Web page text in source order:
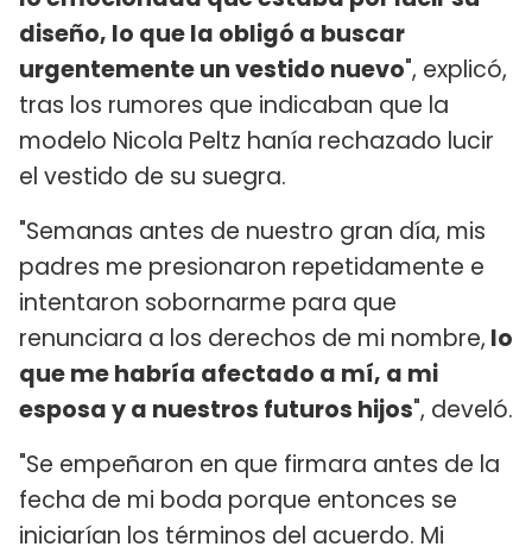
diseño, lo que la obligó a buscar
urgentemente un vestido nuevo", explicó,
tras los rumores que indicaban que la
modelo Nicola Peltz hanía rechazado lucir
el vestido de su suegra.
"Semanas antes de nuestro gran día, mis
padres me presionaron repetidamente e
intentaron sobornarme para que
renunciara a los derechos de mi nombre, lo
que me habría afectado a mí, a mi
esposa y a nuestros futuros hijos", develó.
"Se empeñaron en que firmara antes de la
fecha de mi boda porque entonces se
iniciarían los términos del acuerdo. Mi